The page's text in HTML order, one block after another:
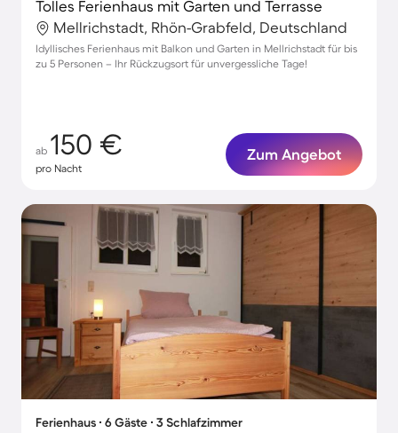
Tolles Ferienhaus mit Garten und Terrasse
Mellrichstadt, Rhön-Grabfeld, Deutschland
Idyllisches Ferienhaus mit Balkon und Garten in Mellrichstadt für bis
zu 5 Personen – Ihr Rückzugsort für unvergessliche Tage!
ab 150 €
pro Nacht
Zum Angebot
Ferienhaus ∙ 6 Gäste ∙ 3 Schlafzimmer